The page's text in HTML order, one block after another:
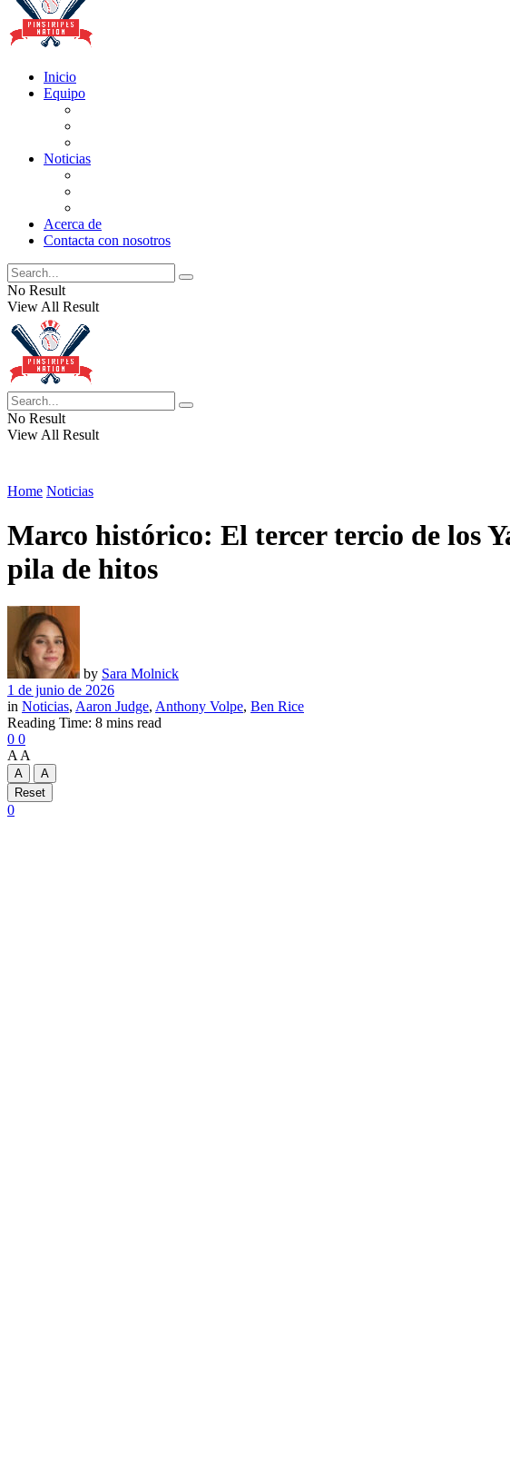
to
Inicio
Equipo
Noticias
Acerca de
Contacta con nosotros
No Result
View All Result
No Result
View All Result
Home Noticias
Marco histórico: El tercer tercio de los
pila de hitos
by Sara Molnick
1 de junio de 2026
in Noticias, Aaron Judge, Anthony Volpe, Ben Rice
Reading Time: 8 mins read
0 0
A A
A
A
Reset
0